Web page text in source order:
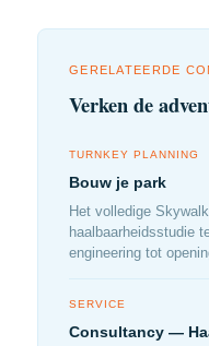
GERELATEERDE
Verken de
TURNKEY PLANNING
Bouw je park
Het volledige
haalbaarheidsstudie
engineering tot
SERVICE
Consultancy —